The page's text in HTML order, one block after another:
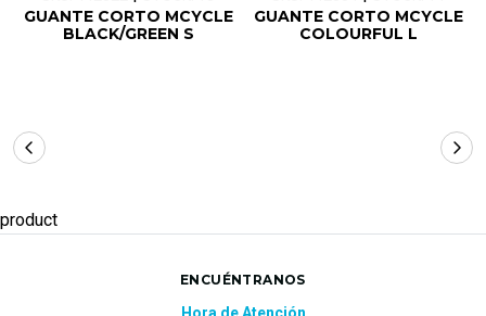
GUANTE CORTO MCYCLE
BLACK/GREEN S
GUANTE CORTO MCYCLE
COLOURFUL L
product
ENCUÉNTRANOS